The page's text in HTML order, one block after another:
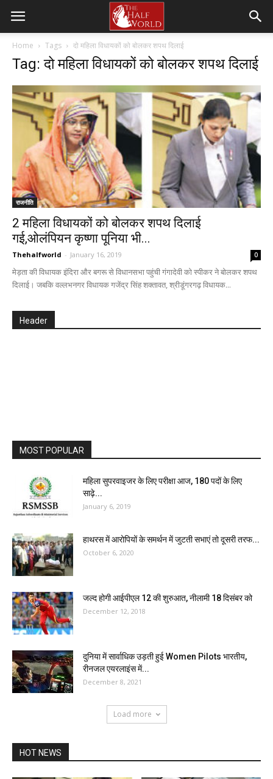
Home Tags दो महिला विधायकों को बोलकर शपथ दिलाई
Tag: दो महिला विधायकों को बोलकर शपथ दिलाई
राजनीति
2 महिला विधायकों को बोलकर शपथ दिलाई
गई,ओलंपियन कृष्णा पूनिया भी...
Thehalfworld - January 16, 2019 0
मेड़ता की विधायक इंदिरा और बगरू से विधानसभा पहुंची गंगादेवी को स्पीकर ने बोलकर शपथ
दिलाई। जबकि वल्लभनगर विधायक गजेंद्र सिंह शक्तावत, श्रीडूंगरगढ़ विधायक...
Header
MOST POPULAR
महिला सुपरवाइजर के लिए परीक्षा आज, 180 पदों के लिए
साढ़े...
January 6, 2019
हाथरस में आरोपियों के समर्थन में जुटती सभाएं तो दूसरी तरफ...
October 6, 2020
जल्द होगी आईपीएल 12 की शुरुआत, नीलामी 18 दिसंबर को
December 12, 2018
दुनिया में सार्वाधिक उड़ती हुई Women Pilots भारतीय,
रीनजल एयरलाइंस में...
December 8, 2021
Load more
HOT NEWS